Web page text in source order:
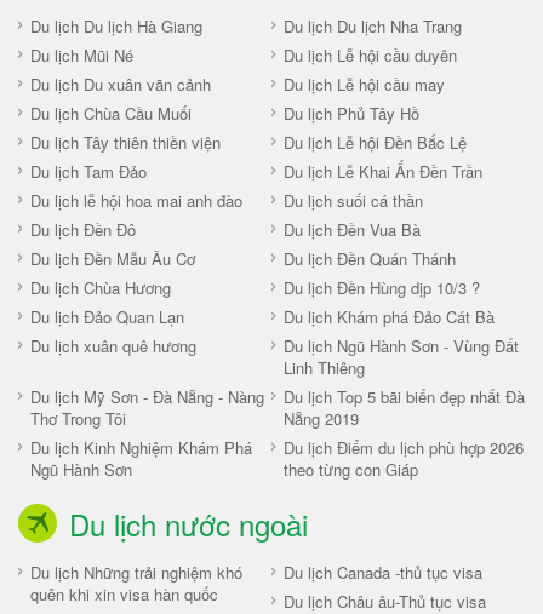
Du lịch Du lịch Hà Giang
Du lịch Du lịch Nha Trang
Du lịch Mũi Né
Du lịch Lễ hội cầu duyên
Du lịch Du xuân vãn cảnh
Du lịch Lễ hội cầu may
Du lịch Chùa Cầu Muối
Du lịch Phủ Tây Hồ
Du lịch Tây thiên thiền viện
Du lịch Lễ hội Đền Bắc Lệ
Du lịch Tam Đảo
Du lịch Lễ Khai Ấn Đền Trần
Du lịch lễ hội hoa mai anh đào
Du lịch suối cá thần
Du lịch Đền Đô
Du lịch Đền Vua Bà
Du lịch Đền Mẫu Âu Cơ
Du lịch Đền Quán Thánh
Du lịch Chùa Hương
Du lịch Đền Hùng dịp 10/3 ?
Du lịch Đảo Quan Lạn
Du lịch Khám phá Đảo Cát Bà
Du lịch xuân quê hương
Du lịch Ngũ Hành Sơn - Vùng Đất
Linh Thiêng
Du lịch Mỹ Sơn - Đà Nẵng - Nàng
Thơ Trong Tôi
Du lịch Top 5 bãi biển đẹp nhất Đà
Nẵng 2019
Du lịch Kinh Nghiệm Khám Phá
Ngũ Hành Sơn
Du lịch Điểm du lịch phù hợp 2026
theo từng con Giáp
Du lịch nước ngoài
Du lịch Những trải nghiệm khó
quên khi xin visa hàn quốc
Du lịch Canada -thủ tục visa
Du lịch Châu âu-Thủ tục visa